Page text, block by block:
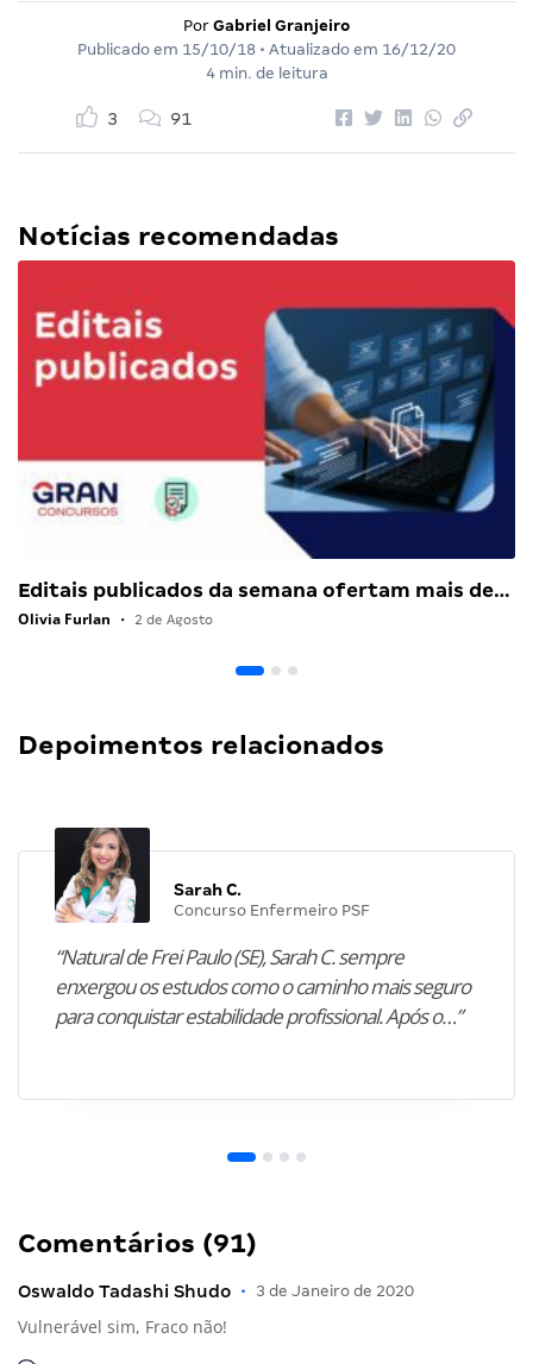
Por Gabriel Granjeiro
Publicado em 15/10/18 • Atualizado em 16/12/20
4 min. de leitura
3 91
Notícias recomendadas
Editais publicados da semana ofertam mais de…
Olivia Furlan • 2 de Agosto
Depoimentos relacionados
Sarah C.
Concurso Enfermeiro PSF
“Natural de Frei Paulo (SE), Sarah C. sempre
enxergou os estudos como o caminho mais seguro
para conquistar estabilidade profissional. Após o…”
Comentários (91)
Oswaldo Tadashi Shudo • 3 de Janeiro de 2020
Vulnerável sim, Fraco não!